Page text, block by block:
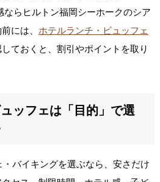
らヒルトン福岡シーホークのシア
には、 ホテルランチ・ビュッフェ
ておくと、割引やポイントを取り
ッフェは「目的」で選
バイキングを選ぶなら、安さだけ